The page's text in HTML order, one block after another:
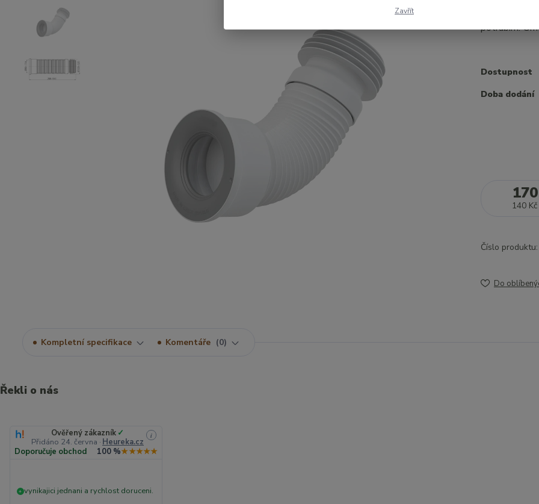
potrubím.
Dostupnost
Doba dodání
140 Kč
Číslo produktu:
Do
Kompletní specifikace Komentáře 0
Řekli o nás
Ověřený zákazník ✓
Přidáno 24. června · Heureka.cz
i
Doporučuje obchod 100 %★★★★★
+ vynikajici jednani a rychlost doruceni.
Zavřít